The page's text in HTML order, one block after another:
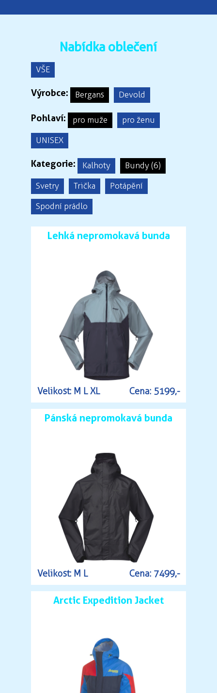
Nabídka oblečení
VŠE
Výrobce: Bergans Devold
Pohlaví: pro muže pro ženu
UNISEX
Kategorie: Kalhoty Bundy (6)
Svetry Trička Potápění
Spodní prádlo
Lehká nepromokavá bunda
Velikost: M L XL Cena: 5199,-
Pánská nepromokavá bunda
Velikost: M L Cena: 7499,-
Arctic Expedition Jacket